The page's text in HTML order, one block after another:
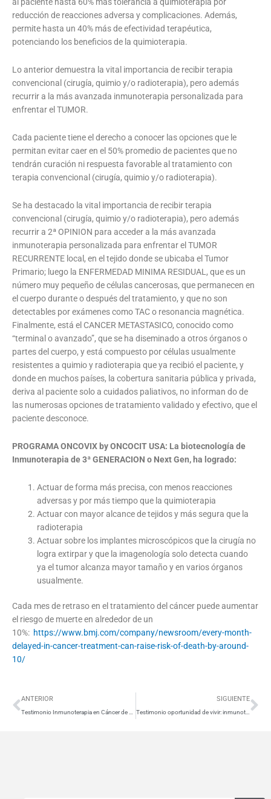
al paciente hasta 60% más tolerancia a quimioterapia por
reducción de reacciones adversa y complicaciones. Además,
permite hasta un 40% más de efectividad terapéutica,
potenciando los beneficios de la quimioterapia.
Lo anterior demuestra la vital importancia de recibir terapia
convencional (cirugía, quimio y/o radioterapia), pero además
recurrir a la más avanzada inmunoterapia personalizada para
enfrentar el TUMOR.
Cada paciente tiene el derecho a conocer las opciones que le
permitan evitar caer en el 50% promedio de pacientes que no
tendrán curación ni respuesta favorable al tratamiento con
terapia convencional (cirugía, quimio y/o radioterapia).
Se ha destacado la vital importancia de recibir terapia
convencional (cirugía, quimio y/o radioterapia), pero además
recurrir a 2ª OPINION para acceder a la más avanzada
inmunoterapia personalizada para enfrentar el TUMOR
RECURRENTE local, en el tejido donde se ubicaba el Tumor
Primario; luego la ENFERMEDAD MINIMA RESIDUAL, que es un
número muy pequeño de células cancerosas, que permanecen en
el cuerpo durante o después del tratamiento, y que no son
detectables por exámenes como TAC o resonancia magnética.
Finalmente, está el CANCER METASTASICO, conocido como
“terminal o avanzado”, que se ha diseminado a otros órganos o
partes del cuerpo, y está compuesto por células usualmente
resistentes a quimio y radioterapia que ya recibió el paciente, y
donde en muchos países, la cobertura sanitaria pública y privada,
deriva al paciente solo a cuidados paliativos, no informan do de
las numerosas opciones de tratamiento validado y efectivo, que el
paciente desconoce.
PROGRAMA ONCOVIX by ONCOCIT USA: La biotecnología de
Inmunoterapia de 3ª GENERACION o Next Gen, ha logrado:
Actuar de forma más precisa, con menos reacciones
adversas y por más tiempo que la quimioterapia
Actuar con mayor alcance de tejidos y más segura que la
radioterapia
Actuar sobre los implantes microscópicos que la cirugía no
logra extirpar y que la imagenología solo detecta cuando
ya el tumor alcanza mayor tamaño y en varios órganos
usualmente.
Cada mes de retraso en el tratamiento del cáncer puede aumentar
el riesgo de muerte en alrededor de un
10%: https://www.bmj.com/company/newsroom/every-month-
delayed-in-cancer-treatment-can-raise-risk-of-death-by-around-
10/
Ant
ANTERIOR
Testimonio Inmunoterapia en Cáncer de Glándula Sublingual – Chile
SIGUIENTE
Testimonio oportunidad de vivir: inmunoterapia cáncer de mama Izquierda en CHILE